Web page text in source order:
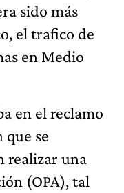
sido más
el trafico de
en Medio
en el reclamo
se
realizar una
(OPA), tal